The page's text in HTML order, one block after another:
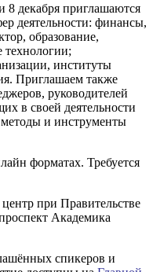
декабря приглашаются
деятельности: финансы,
образование,
институты
Приглашаем также
руководителей
в своей деятельности
и инструменты
форматах. Требуется
при Правительстве
Академика
спикеров и